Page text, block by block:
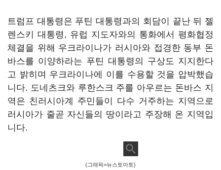
트럼프 대통령은 푸틴 대통령과의 회담이 끝난 뒤 젤
렌스키 대통령, 유럽 지도자와의 통화에서 평화협정
체결을 위해 우크라이나가 러시아와 접경한 동부 돈
바스를 이양하라는 푸틴 대통령의 구상도 지지한다
고 밝히며 우크라이나에 이를 수용할 것을 압박했습
니다. 도네츠크와 루한스크 주를 아우르는 돈바스 지
역은 친러시아계 주민들이 다수 거주하는 지역으로
러시아가 줄곧 자신들의 땅이라고 주장해 온 지역입
니다.
(그래픽=뉴스토마토)